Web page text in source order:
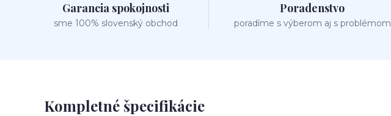
Garancia spokojnosti
sme 100% slovenský obchod
Poradenstvo
poradíme s výberom aj s problémom
Kompletné špecifikácie